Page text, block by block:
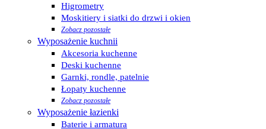
Higrometry
Moskitiery i siatki do drzwi i okien
Zobacz pozostałe
Wyposażenie kuchnii
Akcesoria kuchenne
Deski kuchenne
Garnki, rondle, patelnie
Łopaty kuchenne
Zobacz pozostałe
Wyposażenie łazienki
Baterie i armatura